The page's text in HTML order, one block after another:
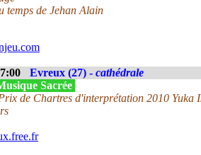
temps de Jehan Alain
Evreux (27) - cathédrale
Sacrée
de Chartres d'interprétation 2010 Yuka